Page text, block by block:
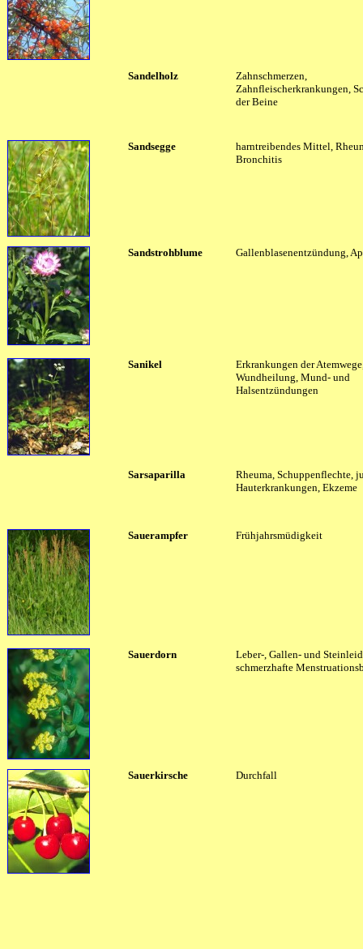
Sandelholz
Zahnschmerzen,
Zahnfleischerkrankungen,
der Beine
Sandsegge
harntreibendes Mittel,
Bronchitis
Sandstrohblume Gallenblasenentzündung,
Sanikel
Erkrankungen der
Wundheilung, Mund- und
Halsentzündungen
Sarsaparilla
Rheuma, Schuppenflechte,
Hauterkrankungen, Ekzeme
Sauerampfer Frühjahrsmüdigkeit
Sauerdorn
Leber-, Gallen- und
schmerzhafte
Sauerkirsche Durchfall